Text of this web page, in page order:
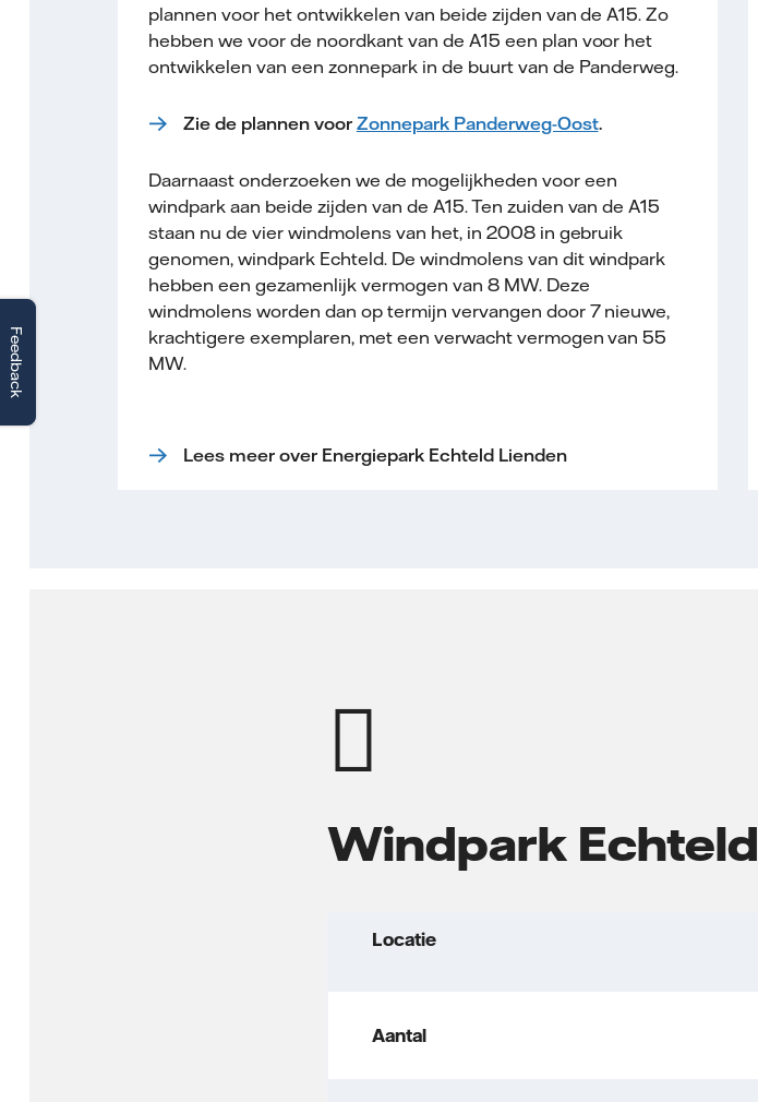
plannen voor het ontwikkelen van beide zijden van de A15. Zo
hebben we voor de noordkant van de A15 een plan voor het
ontwikkelen van een zonnepark in de buurt van de Panderweg.
Zie de plannen voor Zonnepark Panderweg-Oost.
Daarnaast onderzoeken we de mogelijkheden voor een
windpark aan beide zijden van de A15. Ten zuiden van de A15
staan nu de vier windmolens van het, in 2008 in gebruik
genomen, windpark Echteld. De windmolens van dit windpark
hebben een gezamenlijk vermogen van 8 MW. Deze
windmolens worden dan op termijn vervangen door 7 nieuwe,
krachtigere exemplaren, met een verwacht vermogen van 55
MW.
Lees meer over Energiepark Echteld Lienden
Windpark Echteld
Locatie
Aantal
Feedback